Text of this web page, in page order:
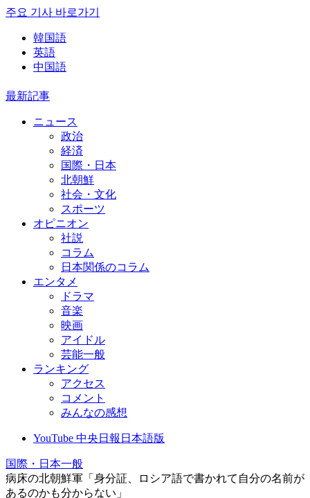
주요 기사 바로가기
韓国語
英語
中国語
最新記事
ニュース
政治
経済
国際・日本
北朝鮮
社会・文化
スポーツ
オピニオン
社説
コラム
日本関係のコラム
エンタメ
ドラマ
音楽
映画
アイドル
芸能一般
ランキング
アクセス
コメント
みんなの感想
YouTube 中央日報日本語版
国際・日本一般
病床の北朝鮮軍「身分証、ロシア語で書かれて自分の名前が
あるのかも分からない」